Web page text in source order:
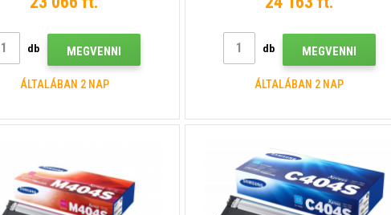
db MEGVENNI
ÁLTALÁBAN 2 NAP
db MEGVENNI
ÁLTALÁBAN 2 NAP